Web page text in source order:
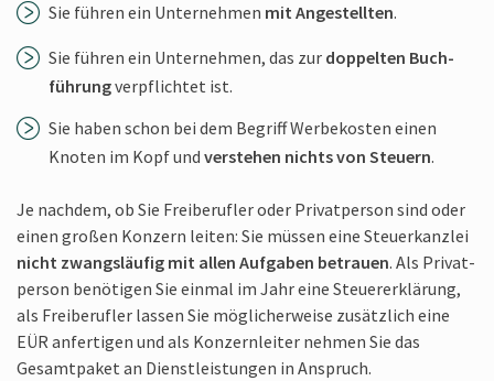
Sie führen ein Unter­nehmen mit Ange­stellten.
Sie führen ein Unter­nehmen, das zur doppelten Buch­
führungverpflichtet ist.
Sie haben schon bei dem Begriff Werbe­kosten einen
Knoten im Kopf und verstehen nichts von Steuern.
Je nachdem, ob Sie Frei­berufler oder Privat­person sind oder
einen großen Konzern leiten: Sie müssen eine Steuer­kanzlei
nicht zwangs­läufig mit allen Aufgaben betrauen. Als Privat­
person benötigen Sie einmal im Jahr eine Steuer­erklärung,
als Frei­berufler lassen Sie möglicher­weise zusätz­lich eine
EÜR anfertigen und als Konzern­leiter nehmen Sie das
Gesamt­paket an Dienst­leistungen in Anspruch.